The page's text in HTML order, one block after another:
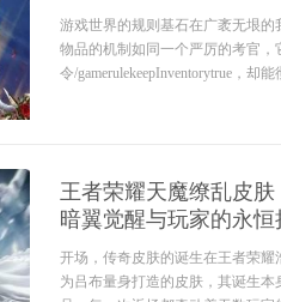
游戏世界的规则基石在广袤无垠
物品的机制如同一个严厉的考官
令/gamerulekeepInventorytrue，却
王者荣耀天魔缭乱皮
暗翼觉醒与玩家的永恒
开场，传奇皮肤的诞生在王者荣
为吕布量身打造的皮肤，其诞生